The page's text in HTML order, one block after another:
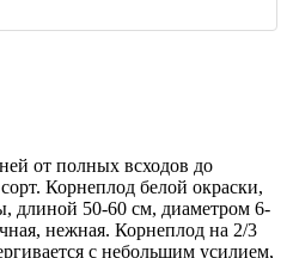
от полных всходов до
Корнеплод белой окраски,
длиной 50-60 см, диаметром 6-
нежная. Корнеплод на 2/3
с небольшим усилием,